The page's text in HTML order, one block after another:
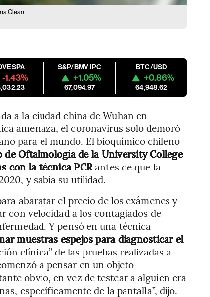
Clean
-1.43%
S&P/BMV IPC
+1.05%
67,094.97
BTC/USD
+0.86%
64,948.62
a la ciudad china de Wuhan en
amenaza, el coronavirus solo demoró
para el mundo. El bioquímico chileno
Oftalmología de la University College
con la técnica PCRantes de que la
y sabía su utilidad.
abaratar el precio de los exámenes y
con velocidad a los contagiados de
Y pensó en una técnica
muestras espejos para diagnosticar el
clínica” de las pruebas realizadas a
a pensar en un objeto
obvio, en vez de testear a alguien era
específicamente de la pantalla”, dijo.